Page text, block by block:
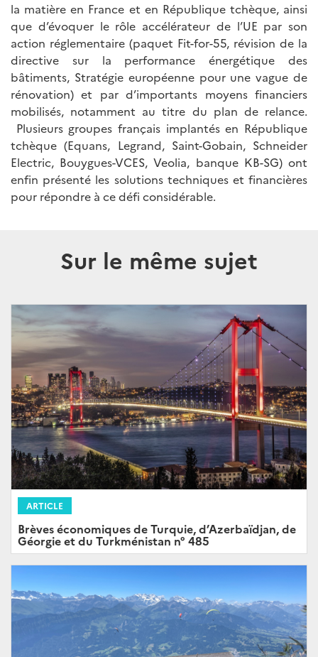
la matière en France et en République tchèque, ainsi
que d’évoquer le rôle accélérateur de l’UE par son
action réglementaire (paquet Fit-for-55, révision de la
directive sur la performance énergétique des
bâtiments, Stratégie européenne pour une vague de
rénovation) et par d’importants moyens financiers
mobilisés, notamment au titre du plan de relance.
Plusieurs groupes français implantés en République
tchèque (Equans, Legrand, Saint-Gobain, Schneider
Electric, Bouygues-VCES, Veolia, banque KB-SG) ont
enfin présenté les solutions techniques et financières
pour répondre à ce défi considérable.
Sur le même sujet
ARTICLE
Brèves économiques de Turquie, d’Azerbaïdjan, de
Géorgie et du Turkménistan n° 485